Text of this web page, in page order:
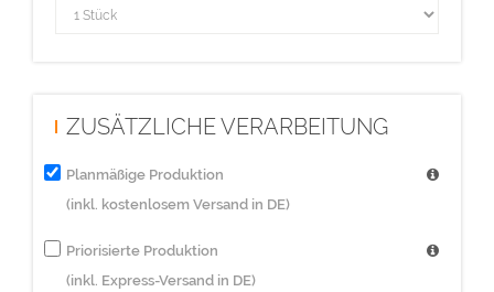
ZUSÄTZLICHE VERARBEITUNG
Planmäßige Produktion
(inkl. kostenlosem Versand in DE)
Priorisierte Produktion
(inkl. Express-Versand in DE)